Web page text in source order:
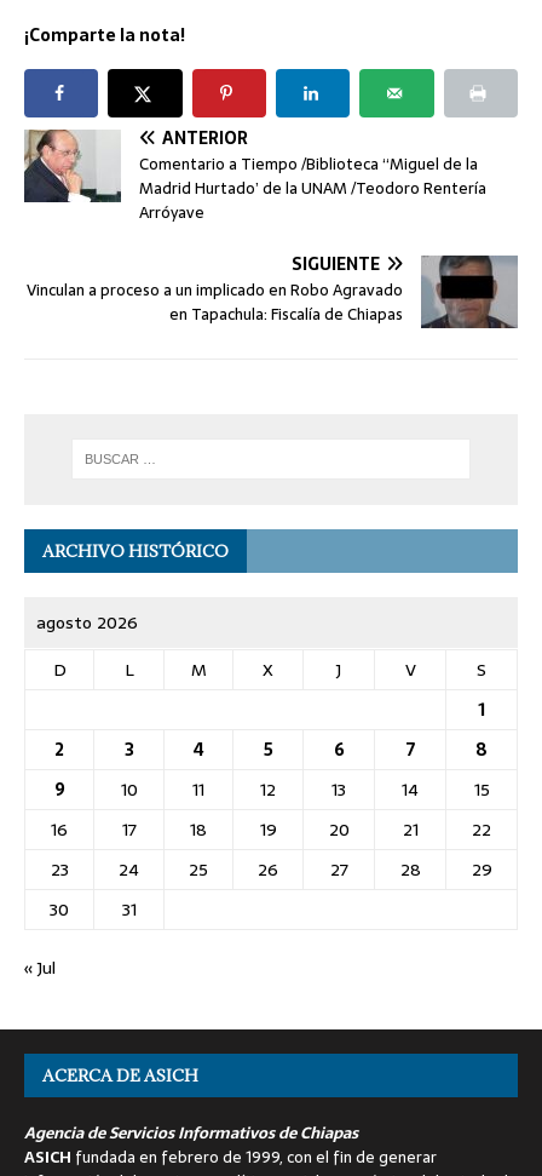
¡Comparte la nota!
ANTERIOR
Comentario a Tiempo /Biblioteca “Miguel de la
Madrid Hurtado’ de la UNAM /Teodoro Rentería
Arróyave
SIGUIENTE
Vinculan a proceso a un implicado en Robo Agravado
en Tapachula: Fiscalía de Chiapas
ARCHIVO HISTÓRICO
agosto 2026
D
L M X J V
S
1
2
3 4 5 6 7
8
9
10 11 12 13 14
15
16
17 18 19 20 21
22
23
24 25 26 27 28
29
30
31
« Jul
ACERCA DE ASICH
Agencia de Servicios Informativos de Chiapas
ASICH fundada en febrero de 1999, con el fin de generar